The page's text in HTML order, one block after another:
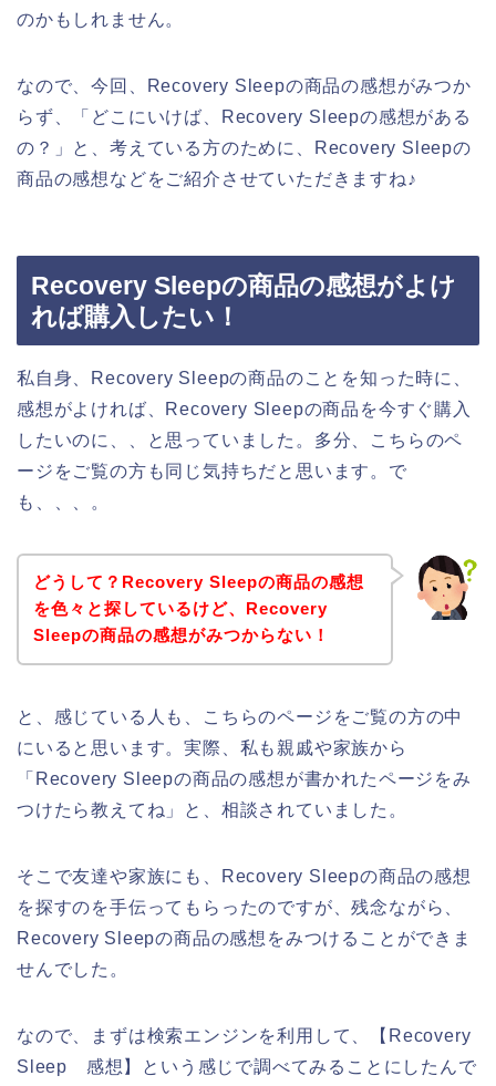
のかもしれません。
なので、今回、Recovery Sleepの商品の感想がみつか
らず、「どこにいけば、Recovery Sleepの感想がある
の？」と、考えている方のために、Recovery Sleepの
商品の感想などをご紹介させていただきますね♪
Recovery Sleepの商品の感想がよけ
れば購入したい！
私自身、Recovery Sleepの商品のことを知った時に、
感想がよければ、Recovery Sleepの商品を今すぐ購入
したいのに、、と思っていました。多分、こちらのペ
ージをご覧の方も同じ気持ちだと思います。で
も、、、。
どうして？Recovery Sleepの商品の感想
を色々と探しているけど、Recovery
Sleepの商品の感想がみつからない！
と、感じている人も、こちらのページをご覧の方の中
にいると思います。実際、私も親戚や家族から
「Recovery Sleepの商品の感想が書かれたページをみ
つけたら教えてね」と、相談されていました。
そこで友達や家族にも、Recovery Sleepの商品の感想
を探すのを手伝ってもらったのですが、残念ながら、
Recovery Sleepの商品の感想をみつけることができま
せんでした。
なので、まずは検索エンジンを利用して、【Recovery
Sleep 感想】という感じで調べてみることにしたんで